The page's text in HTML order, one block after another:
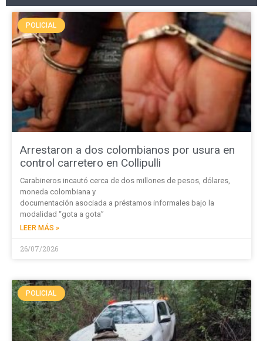
POLICIAL
Arrestaron a dos colombianos por usura en
control carretero en Collipulli
Carabineros incautó cerca de dos millones de pesos, dólares,
moneda colombiana y
documentación asociada a préstamos informales bajo la
modalidad “gota a gota”
LEER MÁS »
26/07/2026
POLICIAL